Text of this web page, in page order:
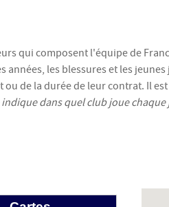
qui composent l'équipe de
années, les blessures et les
ou de la durée de leur contrat. Il
indique dans quel club joue